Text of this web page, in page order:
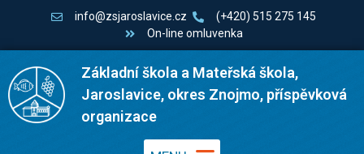
info@zsjaroslavice.cz
(+420) 515 275 145
On-line omluvenka
Základní škola a Mateřská škola,
Jaroslavice, okres Znojmo, příspěvková
organizace